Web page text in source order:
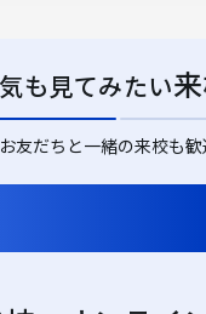
も見てみたい
友だちと一緒の来校も歓